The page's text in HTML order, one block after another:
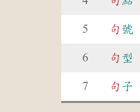
5 句 號
6 句 型
7 句 子